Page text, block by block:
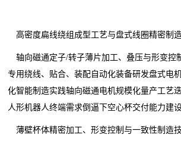
高密度扁线绕组成型工艺与盘式线圈精密制
轴向磁通定子/转子薄片加工、叠压与形变控
专用绕线、贴合、装配自动化装备研发盘式电
化智能制造实践轴向磁通电机规模化量产工艺
人形机器人终端需求倒逼下空心杯交付能力建
薄壁杯体精密加工、形变控制与一致性制造